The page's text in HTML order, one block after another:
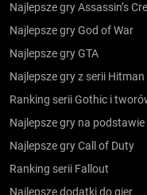
Najlepsze gry Assassin’s
Najlepsze gry God of War
Najlepsze gry GTA
Najlepsze gry z serii Hitman
Ranking serii Gothic i
Najlepsze gry na podstawie
Najlepsze gry Call of Duty
Ranking serii Fallout
Najlepsze dodatki do gier